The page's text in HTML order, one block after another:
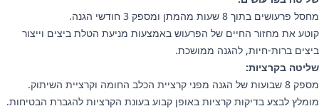
מחסל פרעושים בתוך 8 שעות מהמתן ומספק 3 חודשי הגנה.
קוטע את מחזור החיים של הפרעוש באמצעות מניעת הטלת ביצים וייצור
ביצים ברות-חיות, להגנה ממושכת.
שליטה בקרציות:
מספק 8 שבועות של הגנה מפני קרציית הכלב החומה וקרציית השיתוק.
מומלץ לבצע בדיקות קרציות באופן קבוע בעונת הקרציות להגברת הבטיחות.